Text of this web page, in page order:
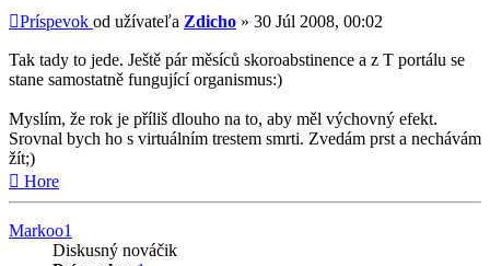
Príspevok od užívateľa Zdicho » 30 Júl 2008, 00:02
Tak tady to jede. Ještě pár měsíců skoroabstinence a z T portálu se
stane samostatně fungující organismus:)
Myslím, že rok je příliš dlouho na to, aby měl výchovný efekt.
Srovnal bych ho s virtuálním trestem smrti. Zvedám prst a nechávám
žít;)
Hore
Markoo1
Diskusný nováčik